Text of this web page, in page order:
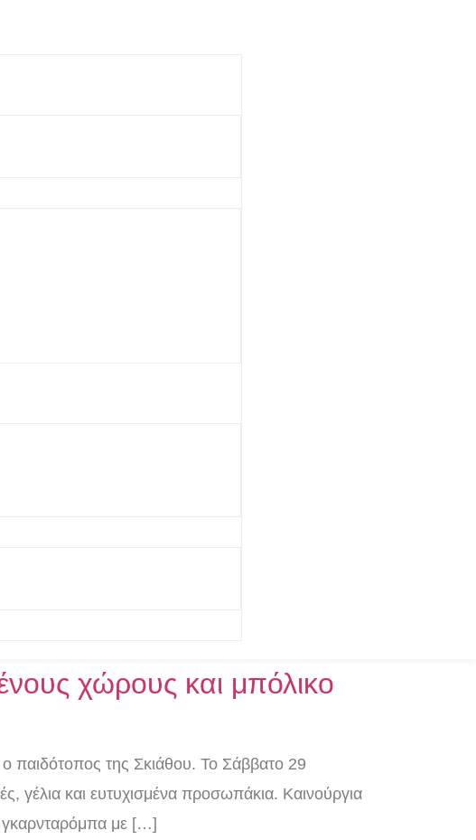
χώρους και μπόλικο
ο παιδότοπος της Σκιάθου. Το Σάββατο 29
γέλια και ευτυχισμένα προσωπάκια. Καινούργια
γκαρνταρόμπα με […]